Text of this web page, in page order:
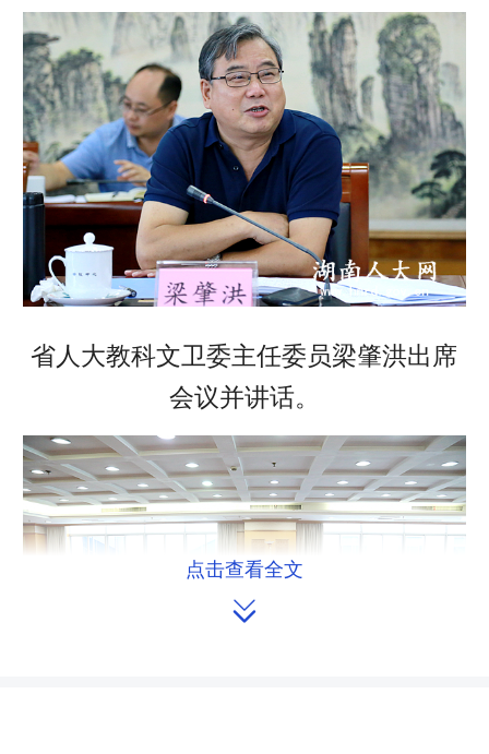
省人大教科文卫委主任委员梁肇洪出席
会议并讲话。
点击查看全文
